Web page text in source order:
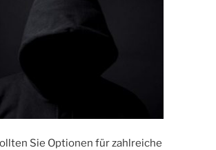
Sie Optionen für zahlreiche